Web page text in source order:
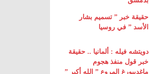
حقيقة خبر ” تسميم بشار
الأسد ” في روسيا
دويتشه فيله : ألمانيا .. حقيقة
خبر قول منفذ هجوم
ماغديبورغ المروع ” الله أكبر ”